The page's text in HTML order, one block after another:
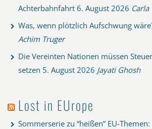
Achterbahnfahrt 6. August 2026
Was, wenn plötzlich Aufschwung
Achim Truger
Die Vereinten Nationen müssen
setzen 5. August 2026 Jayati Ghosh
Lost in EUrope
Sommerserie zu “heißen” EU-